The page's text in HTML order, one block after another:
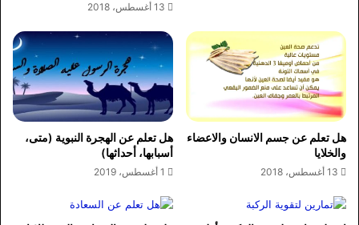
13 أغسطس، 2018
هل تعلم عن جسم الانسان والاعضاء
والخلايا
13 أغسطس، 2018
هل تعلم عن الهجرة النبوية (متى،
أسبابها، أحداثها)
1 أغسطس، 2019